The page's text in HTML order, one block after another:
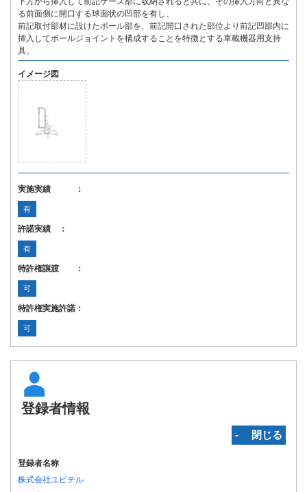
る前面側に開口する球面状の凹部を有し、
前記取付部材に設けたボール部を、前記開口された部位より前記凹部内に
挿入してボールジョイントを構成することを特徴とする車載機器用支持
具。
イメージ図
実施実績 ：
有
許諾実績 ：
有
特許権譲渡 ：
可
特許権実施許諾：
可
登録者情報
‐ 閉じる
登録者名称
株式会社ユピテル